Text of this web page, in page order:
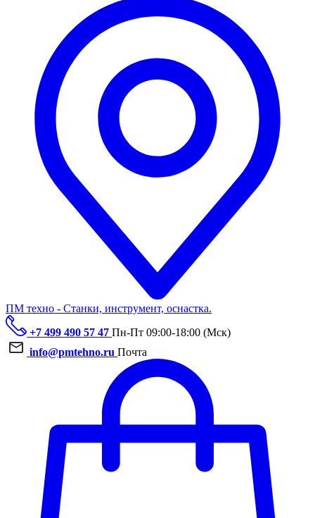
ПМ техно - Станки, инструмент, оснастка.
+7 499 490 57 47 Пн-Пт 09:00-18:00 (Мск)
info@pmtehno.ru Почта